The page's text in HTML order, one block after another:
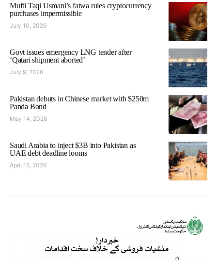
Mufti Taqi Usmani’s fatwa rules cryptocurrency
purchases impermissible
July 10, 2026
Govt issues emergency LNG tender after
‘Qatari shipment aborted’
July 9, 2026
Pakistan debuts in Chinese market with $250m
Panda Bond
May 14, 2026
Saudi Arabia to inject $3B into Pakistan as
UAE debt deadline looms
April 15, 2026